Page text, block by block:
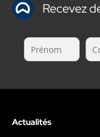
Recevez
Actualités